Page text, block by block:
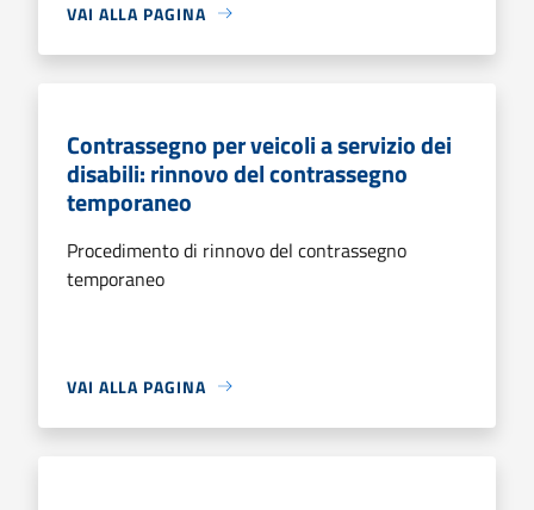
VAI ALLA PAGINA
Contrassegno per veicoli a servizio dei
disabili: rinnovo del contrassegno
temporaneo
Procedimento di rinnovo del contrassegno
temporaneo
VAI ALLA PAGINA